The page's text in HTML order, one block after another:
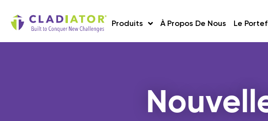
Produits À Propos De Nous Le